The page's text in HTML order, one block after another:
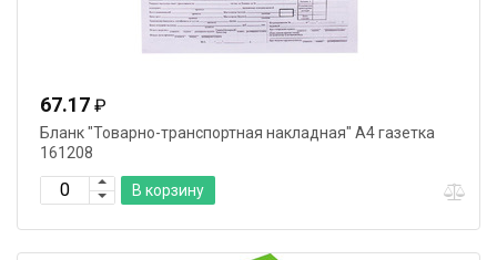
67.17 ₽
Бланк "Товарно-транспортная накладная" А4 газетка
161208
В корзину